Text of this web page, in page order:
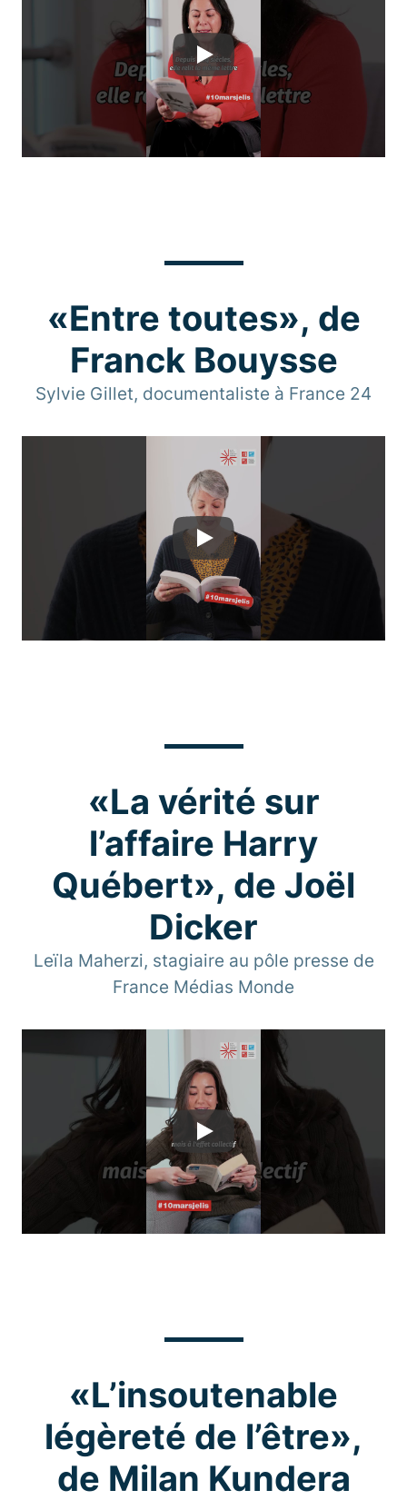
Play
«Entre toutes», de
Franck Bouysse
Sylvie Gillet, documentaliste à France 24
Play
«La vérité sur
l’affaire Harry
Québert», de Joël
Dicker
Leïla Maherzi, stagiaire au pôle presse de
France Médias Monde
Play
«L’insoutenable
légèreté de l’être»,
de Milan Kundera